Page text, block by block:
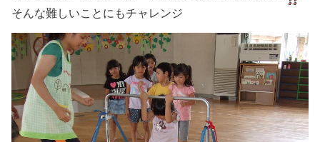
そんな難しいことにもチャレンジ